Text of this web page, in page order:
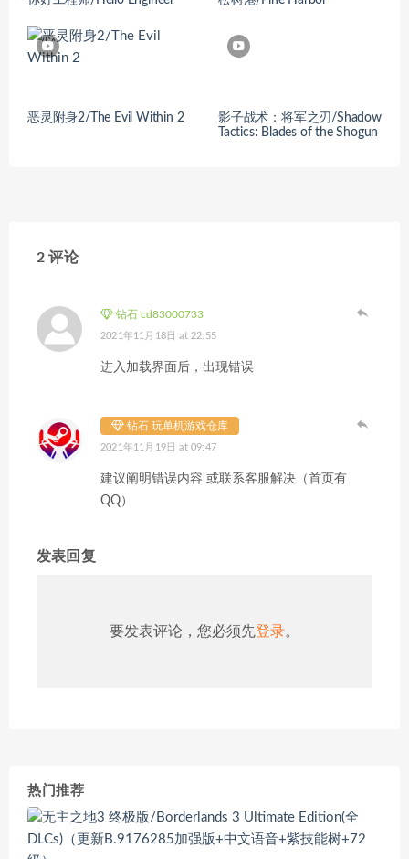
恶灵附身2/The Evil Within 2
影子战术：将军之刃/Shadow
Tactics: Blades of the Shogun
2 评论
钻石 cd83000733
2021年11月18日 at 22:55
进入加载界面后，出现错误
钻石 玩单机游戏仓库
2021年11月19日 at 09:47
建议阐明错误内容 或联系客服解决（首页有
QQ）
发表回复
要发表评论，您必须先登录。
热门推荐